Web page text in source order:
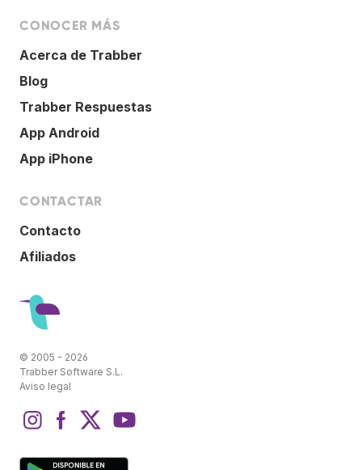
CONOCER MÁS
Acerca de Trabber
Blog
Trabber Respuestas
App Android
App iPhone
CONTACTAR
Contacto
Afiliados
© 2005 - 2026
Trabber Software S.L.
Aviso legal